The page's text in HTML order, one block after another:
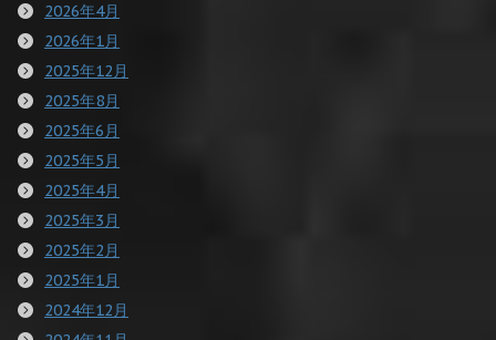
2026年4月
2026年1月
2025年12月
2025年8月
2025年6月
2025年5月
2025年4月
2025年3月
2025年2月
2025年1月
2024年12月